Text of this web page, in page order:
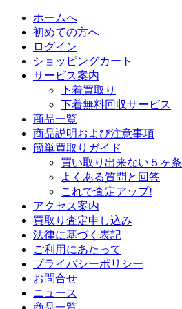
ホームへ
初めての方へ
ログイン
ショッピングカート
サービス案内
下着買取り
下着無料回収サービス
商品一覧
商品説明および注意事項
簡単買取りガイド
買い取り出来ない５ヶ条
よくある質問と回答
これで査定アップ!
アクセス案内
買取り査定申し込み
法律に基づく表記
ご利用にあたって
プライバシーポリシー
お問合せ
ニュース